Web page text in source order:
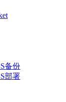
备份
部署